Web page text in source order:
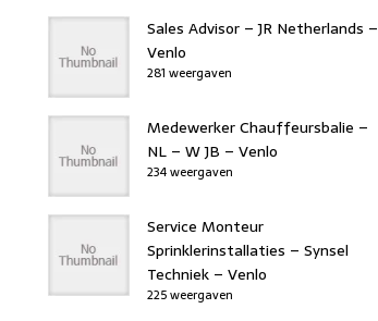
Sales Advisor – JR Netherlands –
Venlo
281 weergaven
Medewerker Chauffeursbalie –
NL – W JB – Venlo
234 weergaven
Service Monteur
Sprinklerinstallaties – Synsel
Techniek – Venlo
225 weergaven